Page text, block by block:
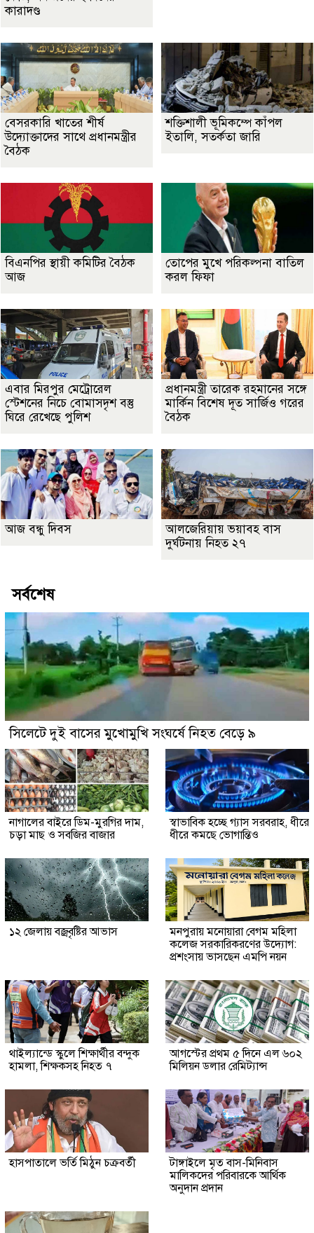
কারাদণ্ড
বেসরকারি খাতের শীর্ষ
উদ্যোক্তাদের সাথে প্রধানমন্ত্রীর
বৈঠক
শক্তিশালী ভূমিকম্পে কাঁপল
ইতালি, সতর্কতা জারি
বিএনপির স্থায়ী কমিটির বৈঠক
আজ
তোপের মুখে পরিকল্পনা বাতিল
করল ফিফা
এবার মিরপুর মেট্রোরেল
স্টেশনের নিচে বোমাসদৃশ বস্তু
ঘিরে রেখেছে পুলিশ
প্রধানমন্ত্রী তারেক রহমানের সঙ্গে
মার্কিন বিশেষ দূত সার্জিও গরের
বৈঠক
আজ বন্ধু দিবস
আলজেরিয়ায় ভয়াবহ বাস
দুর্ঘটনায় নিহত ২৭
সর্বশেষ
সিলেটে দুই বাসের মুখোমুখি সংঘর্ষে নিহত বেড়ে ৯
নাগালের বাইরে ডিম-মুরগির দাম,
চড়া মাছ ও সবজির বাজার
স্বাভাবিক হচ্ছে গ্যাস সরবরাহ, ধীরে
ধীরে কমছে ভোগান্তিও
১২ জেলায় বজ্রবৃষ্টির আভাস
মনপুরায় মনোয়ারা বেগম মহিলা
কলেজ সরকারিকরণের উদ্যোগ:
প্রশংসায় ভাসছেন এমপি নয়ন
থাইল্যান্ডে স্কুলে শিক্ষার্থীর বন্দুক
হামলা, শিক্ষকসহ নিহত ৭
আগস্টের প্রথম ৫ দিনে এল ৬০২
মিলিয়ন ডলার রেমিট্যান্স
হাসপাতালে ভর্তি মিঠুন চক্রবর্তী
টাঙ্গাইলে মৃত বাস-মিনিবাস
মালিকদের পরিবারকে আর্থিক
অনুদান প্রদান